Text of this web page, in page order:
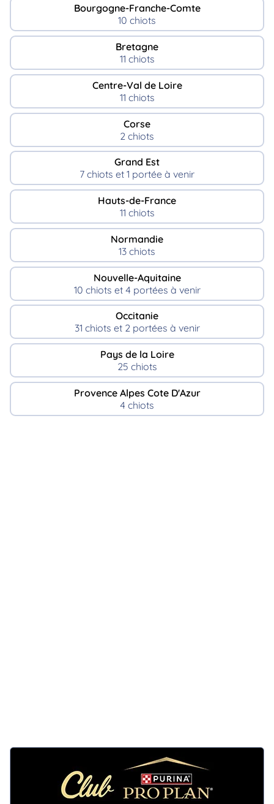
Bourgogne-Franche-Comte
10 chiots
Bretagne
11 chiots
Centre-Val de Loire
11 chiots
Corse
2 chiots
Grand Est
7 chiots et 1 portée à venir
Hauts-de-France
11 chiots
Normandie
13 chiots
Nouvelle-Aquitaine
10 chiots et 4 portées à venir
Occitanie
31 chiots et 2 portées à venir
Pays de la Loire
25 chiots
Provence Alpes Cote D'Azur
4 chiots